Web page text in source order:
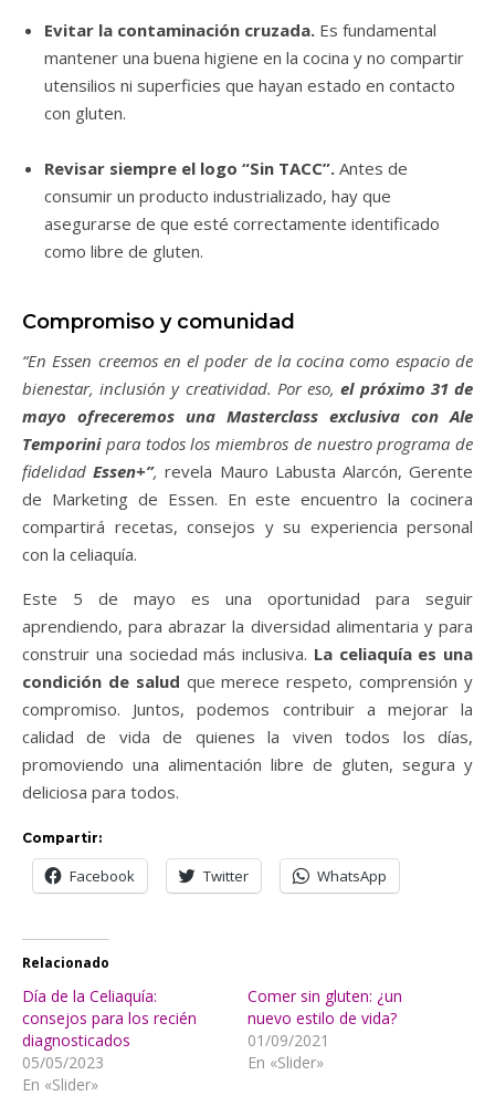
Evitar la contaminación cruzada. Es fundamental
mantener una buena higiene en la cocina y no compartir
utensilios ni superficies que hayan estado en contacto
con gluten.
Revisar siempre el logo “Sin TACC”. Antes de
consumir un producto industrializado, hay que
asegurarse de que esté correctamente identificado
como libre de gluten.
Compromiso y comunidad
“En Essen creemos en el poder de la cocina como espacio de
bienestar, inclusión y creatividad. Por eso,el próximo 31 de
mayo ofreceremos una Masterclass exclusiva con Ale
Temporinipara todos los miembros de nuestro programa de
fidelidadEssen+”,revela Mauro Labusta Alarcón, Gerente
de Marketing de Essen. En este encuentro la cocinera
compartirá recetas, consejos y su experiencia personal
con la celiaquía.
Este 5 de mayo es una oportunidad para seguir
aprendiendo, para abrazar la diversidad alimentaria y para
construir una sociedad más inclusiva. La celiaquía es una
condición de salud que merece respeto, comprensión y
compromiso. Juntos, podemos contribuir a mejorar la
calidad de vida de quienes la viven todos los días,
promoviendo una alimentación libre de gluten, segura y
deliciosa para todos.
Compartir:
Facebook Twitter WhatsApp
Relacionado
Día de la Celiaquía:
consejos para los recién
diagnosticados
05/05/2023
En «Slider»
Comer sin gluten: ¿un
nuevo estilo de vida?
01/09/2021
En «Slider»